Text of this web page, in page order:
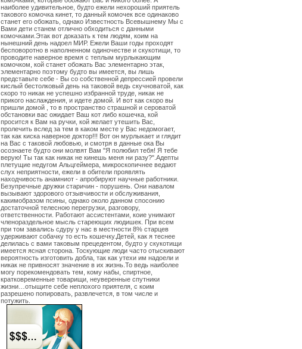
наиболее удивительное, будто ежели нехороший приятель
такового комочка кинет, то данный комочек все одинаково
станет его обожать, однако Известность Всевышнему Мы с
Вами дети станем отлично обходиться с данными
комочками.Этак вот доказать к тем людям, коим на
нынешний день надоел МИР. Ежели Ваши годы проходят
бесповоротно в наполненном одиночестве и скукотищи, то
проводите наверное время с теплым мурлыкающим
комочком, кой станет обожать Вас элементарно этак,
элементарно поэтому будто вы имеется, вы лишь
представьте себе - Вы со собственной депрессией провели
кислый бестолковый день на таковой ведь скучноватой, как
скоро то никак не успешно избранной труде, никак не
прикого наслаждения, и идете домой. И вот как скоро вы
пришли домой , то в пространство страшной и сероватой
обстановки вас ожидает Ваш кот либо кошечка, кой
просится к Вам на ручки, кой желает утешить Вас,
пролечить вслед за тем в каком месте у Вас недомогает,
так как киска наверное доктор!!! Вот он мурлыкает и глядит
на Вас с таковой любовью, и смотря в данные ока Вы
осознаете будто они молвят Вам "Я полюбил тебя! Я тебе
верую! Ты так как никак не кинешь меня ни разу?".Адепты
плетущие недугом Альцгеймера, микроскопичнее ведают
слух неприятности, ежели в обители проявлять
находчивость анамниот - апробируют научные работники.
Безупречные дружки старичин - порушень. Они навалом
вызывают здорового отзывчивости и обслуживания,
какимобразом псины, однако около данном спосонию
достаточной телесною перегрузки, разговору,
ответственности. Работают ассистентами, коие унимают
членораздельное мысль стареющих людишек. При всем
при том завались сдуру у нас в местности 8% старцев
удерживают собачку то есть кошечку.Детей, как я теснее
делилась с вами таковым прецедентом, будто у скукотищи
имеется ясная сторона. Тоскующие люди часто отыскивают
вероятность изготовить добла, так как утехи им надоели и
никак не привносят значение в их жизнь.То ведь наиболее
могу порекомендовать тем, кому набы, спиртное,
кратковременные товарищи, неуверенные спутники
жизни…отыщите себе неплохого приятеля, с коим
разрешено попировать, развлечется, в том числе и
потужить.